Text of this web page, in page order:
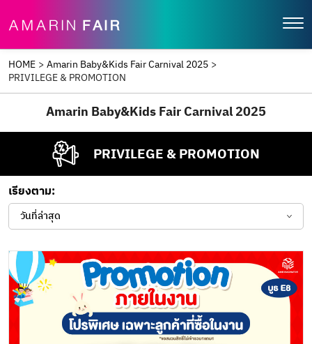
HOME > Amarin Baby&Kids Fair Carnival 2025 >
PRIVILEGE & PROMOTION
Amarin Baby&Kids Fair Carnival 2025
PRIVILEGE & PROMOTION
เรียงตาม:
วันที่ล่าสุด